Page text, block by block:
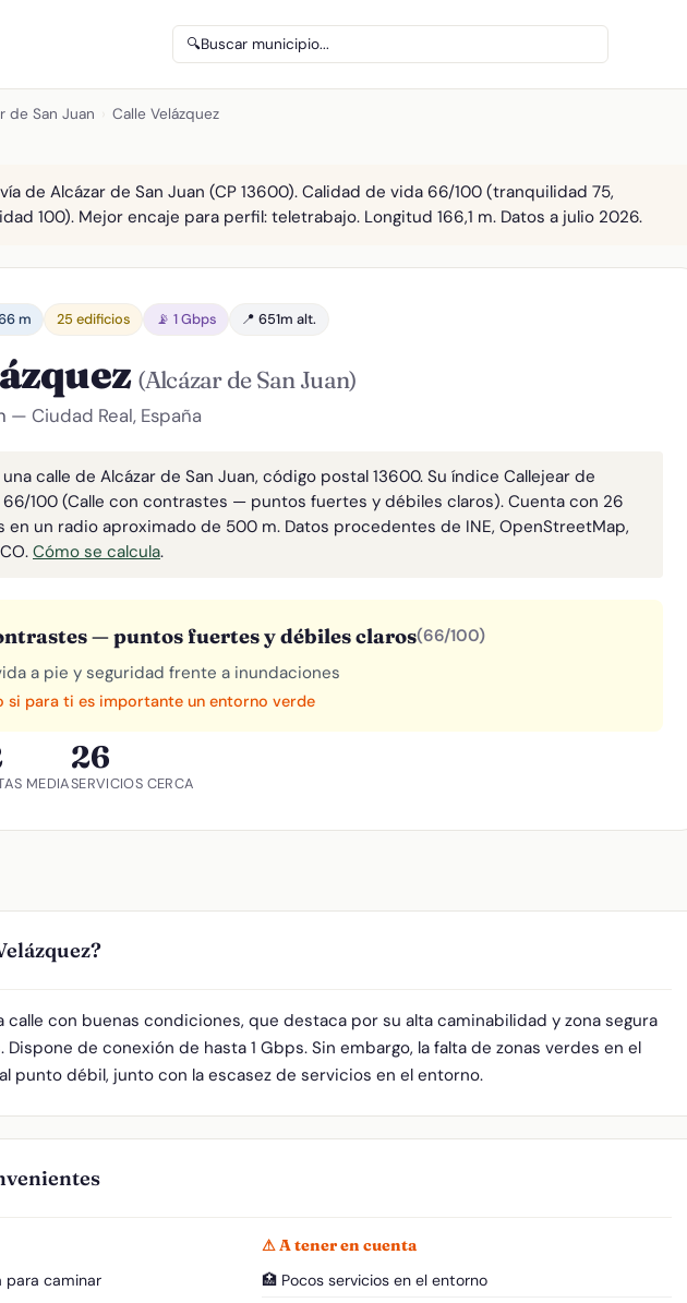
🔍Buscar municipio...
de San Juan Calle Velázquez
de Alcázar de San Juan (CP 13600). Calidad de vida 66/100 (tranquilidad 75,
100). Mejor encaje para perfil: teletrabajo. Longitud 166,1 m. Datos a julio 2026.
m 25 edificios 📡 1 Gbps 📍 651m alt.
(Alcázar de San Juan)
— Ciudad Real, España
calle de Alcázar de San Juan, código postal 13600. Su índice Callejear de
100 (Calle con contrastes — puntos fuertes y débiles claros). Cuenta con 26
en un radio aproximado de 500 m. Datos procedentes de INE, OpenStreetMap,
Cómo se calcula.
— puntos fuertes y débiles claros(66/100)
a pie y seguridad frente a inundaciones
para ti es importante un entorno verde
MEDIA
26
SERVICIOS CERCA
calle con buenas condiciones, que destaca por su alta caminabilidad y zona segura
de conexión de hasta 1 Gbps. Sin embargo, la falta de zonas verdes en el
punto débil, junto con la escasez de servicios en el entorno.
para caminar
⚠ A tener en cuenta
🏥 Pocos servicios en el entorno